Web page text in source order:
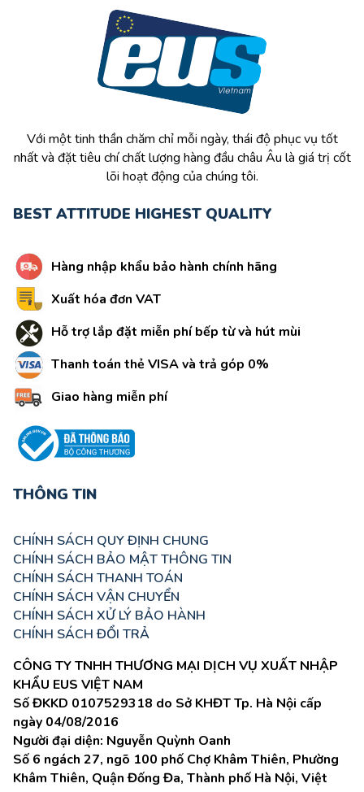
Với một tinh thần chăm chỉ mỗi ngày, thái độ phục vụ tốt
nhất và đặt tiêu chí chất lượng hàng đầu châu Âu là giá trị cốt
lõi hoạt động của chúng tôi.
BEST ATTITUDE HIGHEST QUALITY
Hàng nhập khẩu bảo hành chính hãng
Xuất hóa đơn VAT
Hỗ trợ lắp đặt miễn phí bếp từ và hút mùi
Thanh toán thẻ VISA và trả góp 0%
Giao hàng miễn phí
THÔNG TIN
CHÍNH SÁCH QUY ĐỊNH CHUNG
CHÍNH SÁCH BẢO MẬT THÔNG TIN
CHÍNH SÁCH THANH TOÁN
CHÍNH SÁCH VẬN CHUYỂN
CHÍNH SÁCH XỬ LÝ BẢO HÀNH
CHÍNH SÁCH ĐỔI TRẢ
CÔNG TY TNHH THƯƠNG MẠI DỊCH VỤ XUẤT NHẬP
KHẨU EUS VIỆT NAM
Số ĐKKD 0107529318 do Sở KHĐT Tp. Hà Nội cấp
ngày 04/08/2016
Người đại diện: Nguyễn Quỳnh Oanh
Số 6 ngách 27, ngõ 100 phố Chợ Khâm Thiên, Phường
Khâm Thiên, Quận Đống Đa, Thành phố Hà Nội, Việt